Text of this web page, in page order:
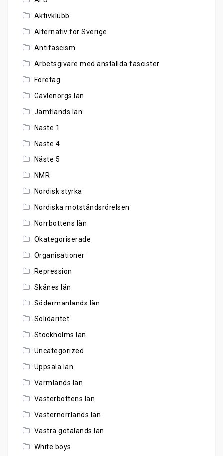
Aktivklubb
Alternativ för Sverige
Antifascism
Arbetsgivare med anställda fascister
Företag
Gävlenorgs län
Jämtlands län
Näste 1
Näste 4
Näste 5
NMR
Nordisk styrka
Nordiska motståndsrörelsen
Norrbottens län
Okategoriserade
Organisationer
Repression
Skånes län
Södermanlands län
Solidaritet
Stockholms län
Uncategorized
Uppsala län
Värmlands län
Västerbottens län
Västernorrlands län
Västra götalands län
White boys